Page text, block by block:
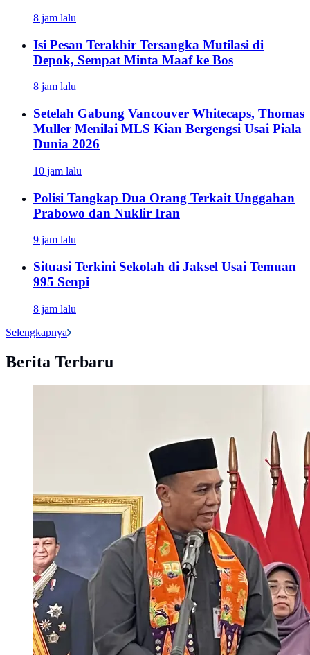
8 jam lalu
Isi Pesan Terakhir Tersangka Mutilasi di
Depok, Sempat Minta Maaf ke Bos
8 jam lalu
Setelah Gabung Vancouver Whitecaps, Thomas
Muller Menilai MLS Kian Bergengsi Usai Piala
Dunia 2026
10 jam lalu
Polisi Tangkap Dua Orang Terkait Unggahan
Prabowo dan Nuklir Iran
9 jam lalu
Situasi Terkini Sekolah di Jaksel Usai Temuan
995 Senpi
8 jam lalu
Selengkapnya
Berita Terbaru